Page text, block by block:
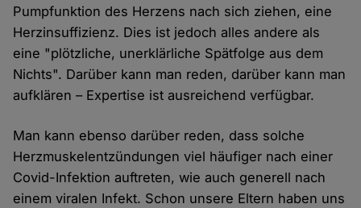
Pumpfunktion des Herzens nach sich ziehen, eine
Herzinsuffizienz. Dies ist jedoch alles andere als
eine "plötzliche, unerklärliche Spätfolge aus dem
Nichts". Darüber kann man reden, darüber kann man
aufklären – Expertise ist ausreichend verfügbar.
Man kann ebenso darüber reden, dass solche
Herzmuskelentzündungen viel häufiger nach einer
Covid-Infektion auftreten, wie auch generell nach
einem viralen Infekt. Schon unsere Eltern haben uns